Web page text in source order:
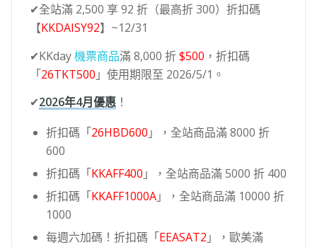
✔全站滿 2,500 享 92 折（最高折 300）折扣碼
【KKDAISY92】~12/31
✔KKday機票商品滿 8,000 折$500 ，折扣碼
「26TKT500 」使用期限至 2026/5/1。
✔2026年4月優惠！
折扣碼「26HBD600 」，全站商品滿 8000 折
600
折扣碼「KKAFF400 」，全站商品滿 5000 折 400
折扣碼「KKAFF1000A」，全站商品滿 10000 折
1000
每週六加碼！折扣碼「EEASAT2 」，歐美滿